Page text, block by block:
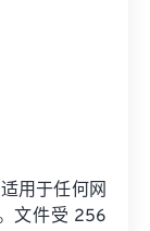
用于任何网
文件受 256